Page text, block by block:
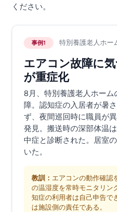
ください。
事例1 特別養護老人ホー
エアコン故障に
が重症化
8月、特別養護老人ホー
障。認知症の入居者が暑
ず、夜間巡回時に職員が
発見。搬送時の深部体温
中症と診断された。居室
いた。
教訓： エアコンの動作確認
の温湿度を常時モニタリン
知症の利用者は自己申告で
は施設側の責任である。